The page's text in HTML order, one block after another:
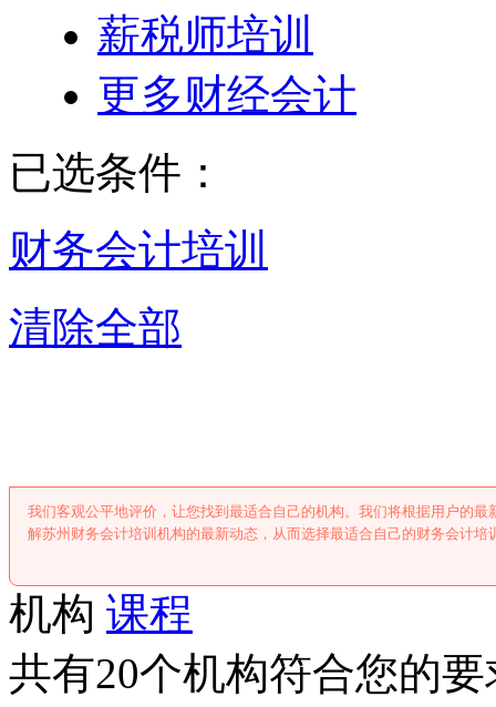
薪税师培训
更多财经会计
已选条件：
财务会计培训
清除全部
我们客观公平地评价，让您找到最适合自己的机构。我们将根据用户的
解苏州财务会计培训机构的最新动态，从而选择最适合自己的财务会计培
机构 课程
共有20个机构符合您的要